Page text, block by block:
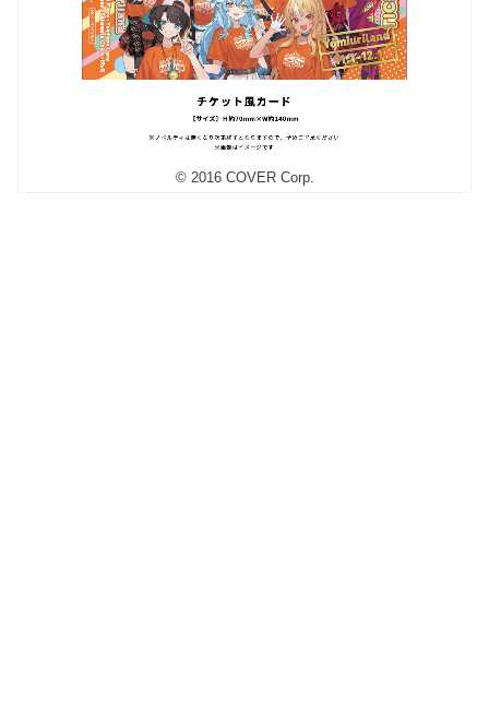
© 2016 COVER Corp.